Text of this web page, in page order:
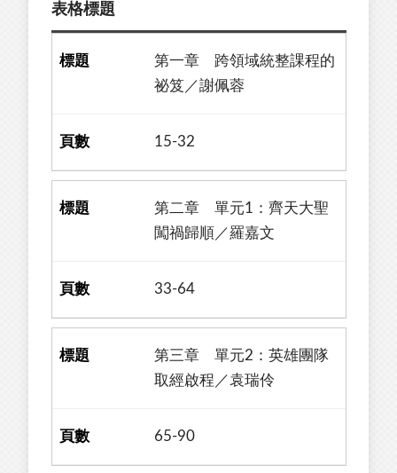
表格標題
第一章 跨領域統整課程的
祕笈／謝佩蓉
15-32
第二章 單元1：齊天大聖
闖禍歸順／羅嘉文
33-64
第三章 單元2：英雄團隊
取經啟程／袁瑞伶
65-90